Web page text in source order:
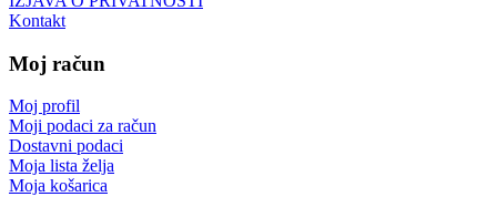
Kontakt
Moj račun
Moj profil
Moji podaci za račun
Dostavni podaci
Moja lista želja
Moja košarica